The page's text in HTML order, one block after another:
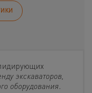
экскаваторов,
оборудования